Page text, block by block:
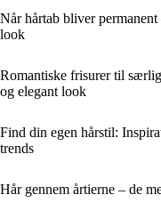
Når hårtab bliver
look
Romantiske frisurer til
og elegant look
Find din egen hårstil:
trends
Hår gennem årtierne – de